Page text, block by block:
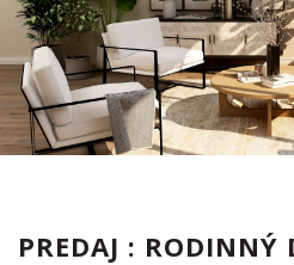
PREDAJ : RODINNÝ